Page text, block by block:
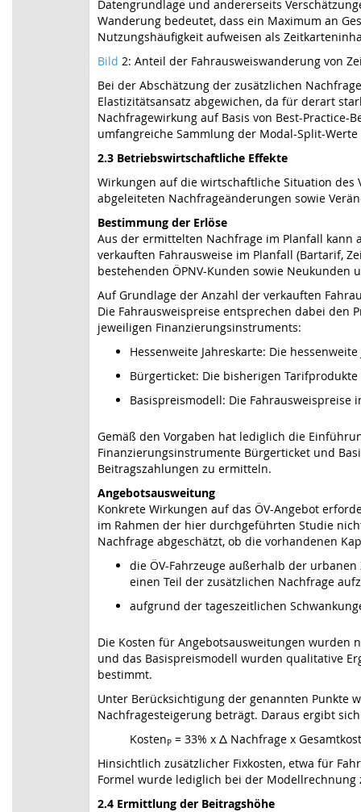
Datengrundlage und andererseits
Wanderung bedeutet, dass ein Maximum an
Nutzungshäufigkeit aufweisen als
Bild 2: Anteil der Fahrausweiswanderung von
Bei der Abschätzung der zusätzlichen
Elastizitätsansatz abgewichen, da für derart
Nachfragewirkung auf Basis von Best-
umfangreiche Sammlung der Modal-Split-
2.3 Betriebswirtschaftliche Effekte
Wirkungen auf die wirtschaftliche Situation
abgeleiteten Nachfrageänderungen sowie
Bestimmung der Erlöse
Aus der ermittelten Nachfrage im Planfall kann
verkauften Fahrausweise im Planfall (Bartarif,
bestehenden ÖPNV-Kunden sowie
Auf Grundlage der Anzahl der verkauften
Die Fahrausweispreise entsprechen dabei den
jeweiligen Finanzierungsinstruments:
Hessenweite Jahreskarte: Die
Bürgerticket: Die bisherigen
Basispreismodell: Die Fahrausweispreise
Gemäß den Vorgaben hat lediglich die
Finanzierungsinstrumente Bürgerticket und
Beitragszahlungen zu ermitteln.
Angebotsausweitung
Konkrete Wirkungen auf das ÖV-Angebot
im Rahmen der hier durchgeführten Studie
Nachfrage abgeschätzt, ob die vorhandenen
die ÖV-Fahrzeuge außerhalb der
einen Teil der zusätzlichen Nachfrage
aufgrund der tageszeitlichen
Die Kosten für Angebotsausweitungen wurden
und das Basispreismodell wurden qualitative
bestimmt.
Unter Berücksichtigung der genannten Punkte
Nachfragesteigerung beträgt. Daraus ergibt
KostenP = 33% x Δ Nachfrage x
Hinsichtlich zusätzlicher Fixkosten, etwa für
Formel wurde lediglich bei der
2.4 Ermittlung der Beitragshöhe